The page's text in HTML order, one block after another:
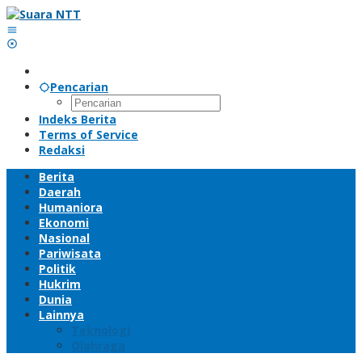
Lewati
ke
konten
Pencarian
Indeks Berita
Terms of Service
Redaksi
Berita
Daerah
Humaniora
Ekonomi
Nasional
Pariwisata
Politik
Hukrim
Dunia
Lainnya
Teknologi
Olahraga